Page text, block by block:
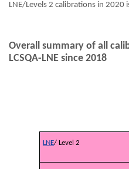
LNE/Levels 2 calibrations in 2020
Overall summary of all
LCSQA-LNE since 2018
LNE/ Level 2